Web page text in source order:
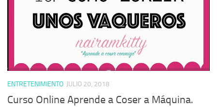
ENTRETENIMIENTO JULIO 20, 2018
Curso Online Aprende a Coser a Máquina.